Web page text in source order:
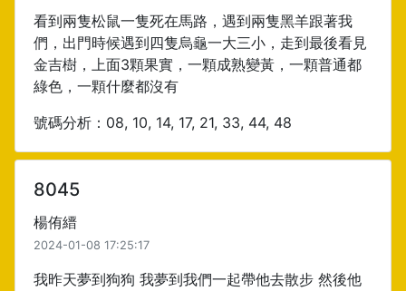
看到兩隻松鼠一隻死在馬路，遇到兩隻黑羊跟著我
們，出門時候遇到四隻烏龜一大三小，走到最後看見
金吉樹，上面3顆果實，一顆成熟變黃，一顆普通都
綠色，一顆什麼都沒有
號碼分析：08, 10, 14, 17, 21, 33, 44, 48
8045
楊侑縉
2024-01-08 17:25:17
我昨天夢到狗狗 我夢到我們一起帶他去散步 然後他